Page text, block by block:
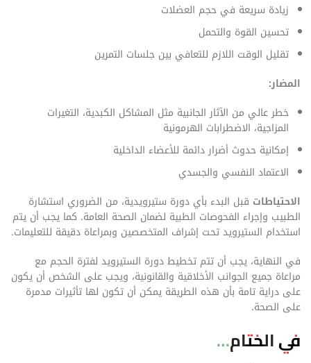
زيادة سريعة في حجم العضلات
تحسين القوة والتحمل
تقليل الوقت اللازم للتعافي بين جلسات التمرين
المضار:
خطر عالي من الآثار الجانبية مثل المشاكل الكبدية، التغيرات
المزاجية، الاضطرابات الهرمونية
إمكانية حدوث أضرار دائمة للأعضاء الداخلية
الاعتماد النفسي والجسدي
الاحتياطات قبل البدء بأي دورة ستيرويدية، من الضروري استشارة
الطبيب وإجراء الفحوصات الطبية لضمان الصحة العامة. كما يجب أن يتم
استخدام الستيرويد تحت إشراف المتخصصين وبمراعاة دقيقة للتعليمات.
في النهاية، يجب أن تتم تخطيط دورة الستيرويد لفترة الحجم مع
مراعاة جميع الجوانب الأخلاقية والقانونية، ويجب على الشخص أن يكون
على دراية تامة بأن هذه الطريقة يمكن أن تكون لها تأثيرات مدمرة
على الصحة.
في الختام…